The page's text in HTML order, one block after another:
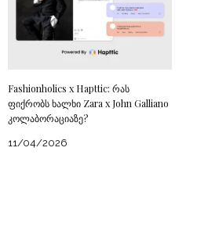
Fashionholics x Hapttic: რას
ფიქრობს ხალხი Zara x John Galliano
კოლაბორაციაზე?
11/04/2026